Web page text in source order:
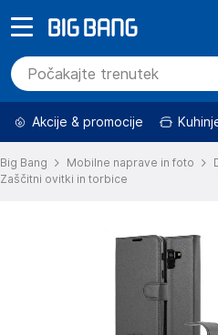
Akcije & promocije
Big Bang Mobilne naprave in foto
Zaščitni ovitki in torbice